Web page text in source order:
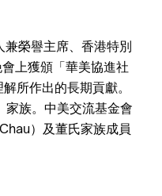
榮譽主席、香港特別
上獲頒「華美協進社
所作出的長期貢獻。
族。中美交流基金會
Chau）及董氏家族成員